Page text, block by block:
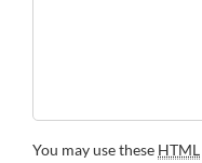
You may use these HTML